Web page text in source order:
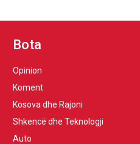
Bota
Opinion
Koment
Kosova dhe Rajoni
Shkencë dhe Teknologji
Auto